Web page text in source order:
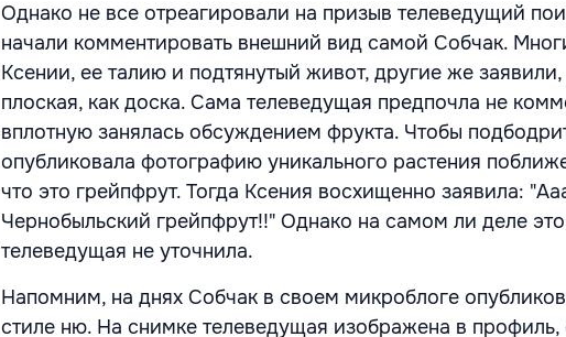
Однако не все отреагировали на призыв телеведущий
начали комментировать внешний вид самой Собчак.
Ксении, ее талию и подтянутый живот, другие же
плоская, как доска. Сама телеведущая предпочла не
вплотную занялась обсуждением фрукта. Чтобы
опубликовала фотографию уникального растения
что это грейпфрут. Тогда Ксения восхищенно заявила:
Чернобыльский грейпфрут!!" Однако на самом ли деле
телеведущая не уточнила.
Напомним, на днях Собчак в своем микроблоге
стиле ню. На снимке телеведущая изображена в